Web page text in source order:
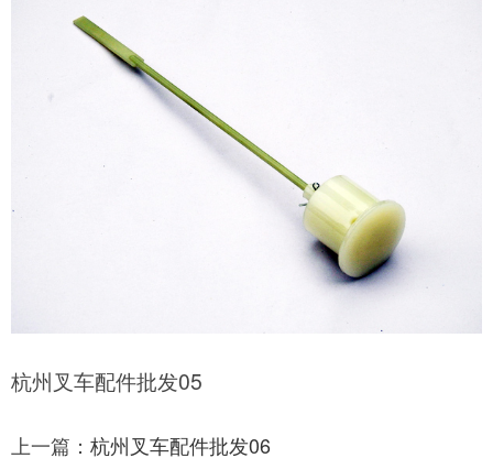
杭州叉车配件批发05
上一篇： 杭州叉车配件批发06